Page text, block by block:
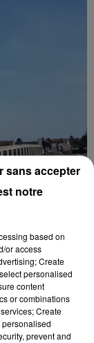
un
7 août à
Voir plus
notre
based on
or access
Create
personalised
content
or combinations
Create
prevent and
sans accepter